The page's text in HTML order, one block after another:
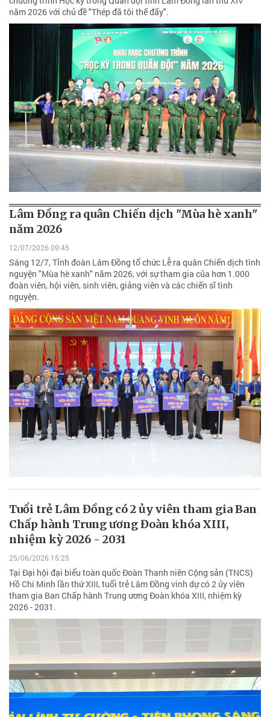
năm 2026 với chủ đề "Thép đã tôi thế đấy".
Lâm Đồng ra quân Chiến dịch "Mùa hè xanh"
năm 2026
12/07/2026 09:45
Sáng 12/7, Tỉnh đoàn Lâm Đồng tổ chức Lễ ra quân Chiến dịch tình
nguyện "Mùa hè xanh" năm 2026, với sự tham gia của hơn 1.000
đoàn viên, hội viên, sinh viên, giảng viên và các chiến sĩ tình
nguyện.
Tuổi trẻ Lâm Đồng có 2 ủy viên tham gia Ban
Chấp hành Trung ương Đoàn khóa XIII,
nhiệm kỳ 2026 - 2031
25/06/2026 15:25
Tại Đại hội đại biểu toàn quốc Đoàn Thanh niên Cộng sản (TNCS)
Hồ Chí Minh lần thứ XIII, tuổi trẻ Lâm Đồng vinh dự có 2 ủy viên
tham gia Ban Chấp hành Trung ương Đoàn khóa XIII, nhiệm kỳ
2026 - 2031.